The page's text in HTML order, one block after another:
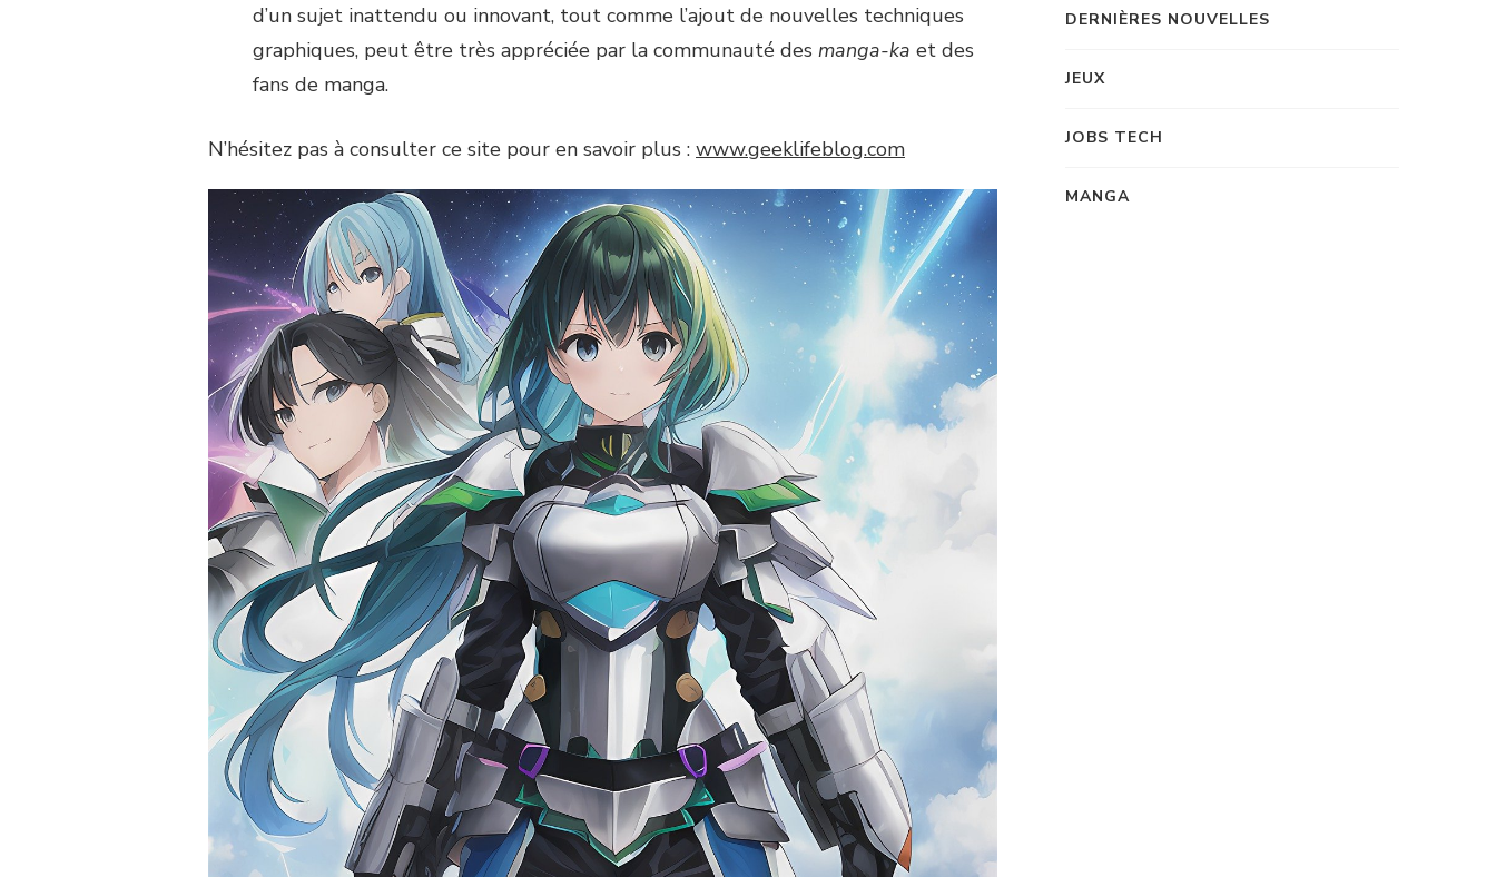
d’un sujet inattendu ou innovant, tout comme l’ajout de nouvelles techniques
graphiques, peut être très appréciée par la communauté des manga-ka et des
fans de manga.
N’hésitez pas à consulter ce site pour en savoir plus : www.geeklifeblog.com
DERNIÈRES NOUVELLES
JEUX
JOBS TECH
MANGA